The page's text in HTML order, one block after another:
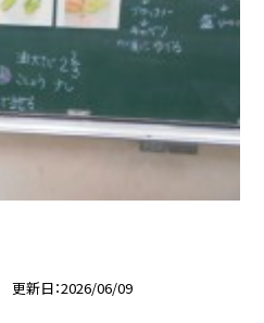
更新日 2026/06/09